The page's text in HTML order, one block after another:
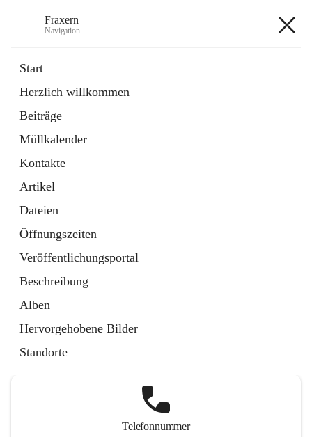
Fraxern
Navigation
Start
Herzlich willkommen
Beiträge
Müllkalender
Kontakte
Artikel
Dateien
Öffnungszeiten
Veröffentlichungsportal
Beschreibung
Alben
Hervorgehobene Bilder
Standorte
Ordner
in
Tab
Formulare
Artikel
öffnet
in
neuem
Tab
Telefonnummer